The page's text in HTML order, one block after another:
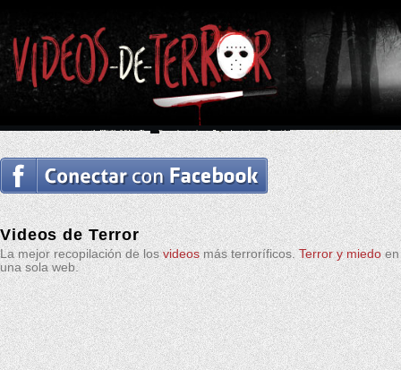
Videos de Terror
La mejor recopilación de losvideosmás terroríficos.Terror y miedoen
una sola web.